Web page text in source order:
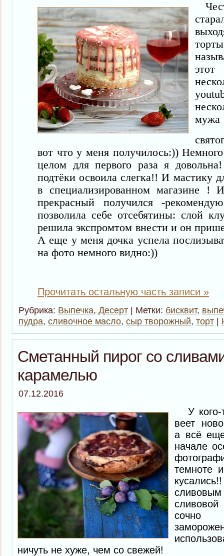
этот
вот что у меня получилось:))
целом для первого раза я
подтёки освоила слегка!! И мастику
в специализированном магазине !
прекрасный получился -
позволила себе отсебятины: слой
решила экспромтом внести и он
Аеще у меня дочка успела
на фото немного видно:))
Прочитать остальную часть записи »
Рубрика: Выпечка, Десерт | Метки: бисквит,
пудра, сливочное масло, сыр творожный, торт |
Сметанный пирог со
карамелью
07.12.2016
У кого-
веет
а всё
начале
темноте
сливовым
сочно
ничуть не хуже, чем со свежей!